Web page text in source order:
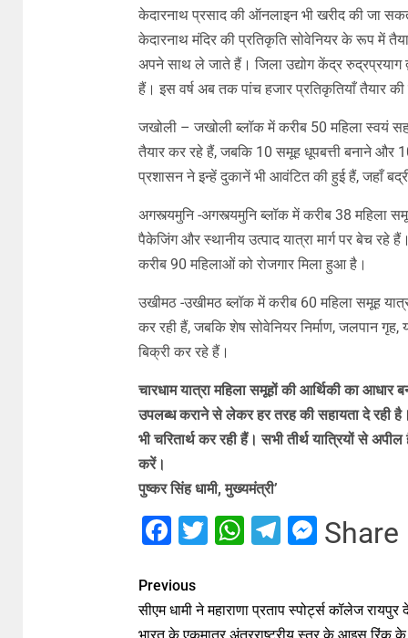
केदारनाथ प्रसाद की ऑनलाइन भी खरीद की जा
केदारनाथ मंदिर की प्रतिकृति सोवेनियर के रूप में
अपने साथ ले जाते हैं। जिला उद्योग केंद्र रुद्रप्रयाग
हैं। इस वर्ष अब तक पांच हजार प्रतिकृतियाँ तैयार
जखोली – जखोली ब्लॉक में करीब 50 महिला स्वयं
तैयार कर रहे हैं, जबकि 10 समूह धूपबत्ती बनाने और
प्रशासन ने इन्हें दुकानें भी आवंटित की हुई हैं, जहाँ
अगस्त्यमुनि -अगस्त्यमुनि ब्लॉक में करीब 38 महिला
पैकेजिंग और स्थानीय उत्पाद यात्रा मार्ग पर बेच
करीब 90 महिलाओं को रोजगार मिला हुआ है।
उखीमठ -उखीमठ ब्लॉक में करीब 60 महिला समूह
कर रही हैं, जबकि शेष सोवेनियर निर्माण, जलपान
बिक्री कर रहे हैं।
चारधाम यात्रा महिला समूहों की आर्थिकी का आधार
उपलब्ध कराने से लेकर हर तरह की सहायता दे रही
भी चरितार्थ कर रही हैं। सभी तीर्थ यात्रियों से
करें।
पुष्कर सिंह धामी, मुख्यमंत्री’
Facebook
Twitter
WhatsApp
Telegram
Share
Previous
सीएम धामी ने महाराणा प्रताप स्पोर्ट्स कॉलेज रायपुर